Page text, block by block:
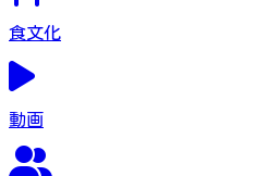
食文化
動画